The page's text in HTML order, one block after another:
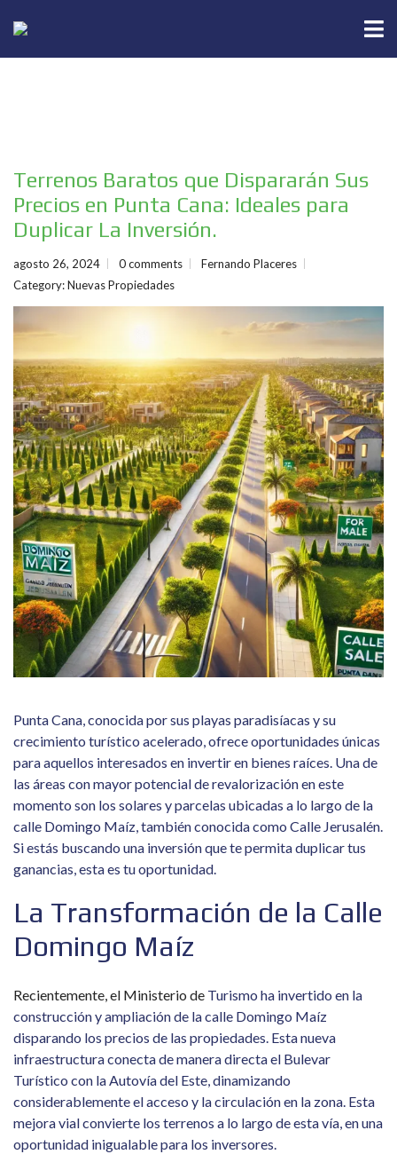
Terrenos Baratos que Dispararán Sus
Precios en Punta Cana: Ideales para
Duplicar La Inversión.
agosto 26, 2024 0 comments
Fernando Placeres
Category:Nuevas Propiedades
Punta Cana, conocida por sus playas paradisíacas y su
crecimiento turístico acelerado, ofrece oportunidades únicas
para aquellos interesados en invertir en bienes raíces. Una de
las áreas con mayor potencial de revalorización en este
momento son los solares y parcelas ubicadas a lo largo de la
calle Domingo Maíz, también conocida como Calle Jerusalén.
Si estás buscando una inversión que te permita duplicar tus
ganancias, esta es tu oportunidad.
La Transformación de la Calle
Domingo Maíz
Recientemente, el Ministerio de Turismo ha invertido en la
construcción y ampliación de la calle Domingo Maíz
disparando los precios de las propiedades. Esta nueva
infraestructura conecta de manera directa el Bulevar
Turístico con la Autovía del Este, dinamizando
considerablemente el acceso y la circulación en la zona. Esta
mejora vial convierte los terrenos a lo largo de esta vía, en una
oportunidad inigualable para los inversores.